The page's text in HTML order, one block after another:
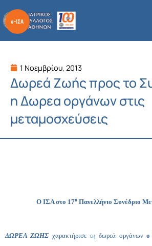
στο
περιεχόμενο
1 Νοεμβρίου, 2013
Δωρεά Ζωής προς το
η Δωρεα οργάνων στις
μεταμοσχεύσεις
Ο ΙΣΑ στο 17οΠανελλήνιο Συνέδριο
ΔΩΡΕΑ ΖΩΗΣ χαρακτήρισε τη δωρεά οργάνωνο